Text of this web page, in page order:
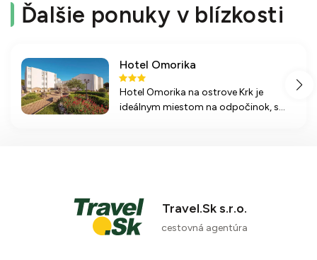
77 %
2 recenzie
Ďalšie ponuky v blízkosti
Hotel Omorika
Hotel Omorika na ostrove Krk je
ideálnym miestom na odpočinok, s
Travel.Sk s.r.o.
cestovná agentúra